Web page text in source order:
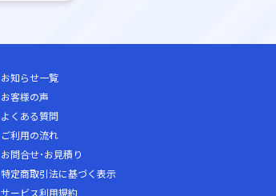
お知らせ一覧
お客様の声
よくある質問
ご利用の流れ
お問合せ･お見積り
特定商取引法に基づく表示
サービス利用規約